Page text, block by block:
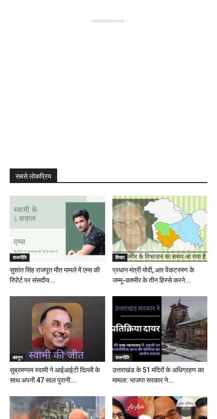
- Advertisement -
सबसे लोकप्रिय
राजनीति
सुशांत सिंह राजपूत मौत मामले में एम्स की
रिपोर्ट पर संसदीय...
विचार
प्रधान मंत्री मोदी, आर वेंकटरमण के
जम्मू-कश्मीर के तीन हिस्से करने...
कानून
सुब्रमण्यम स्वामी ने आईआईटी दिल्ली के
साथ अपनी 47 साल पुरानी...
राजनीति
उत्तराखंड के 51 मंदिरों के अधिग्रहण का
मामला: भाजपा सरकार ने...